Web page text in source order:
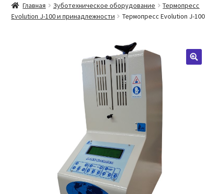
Каталог товаров
Главная Зуботехническое оборудование
Термопресс
Evolution J-100 и принадлежности
Термопресс Evolution J-100